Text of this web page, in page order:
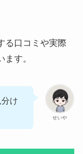
る口コミや実際
す。
せいや
け